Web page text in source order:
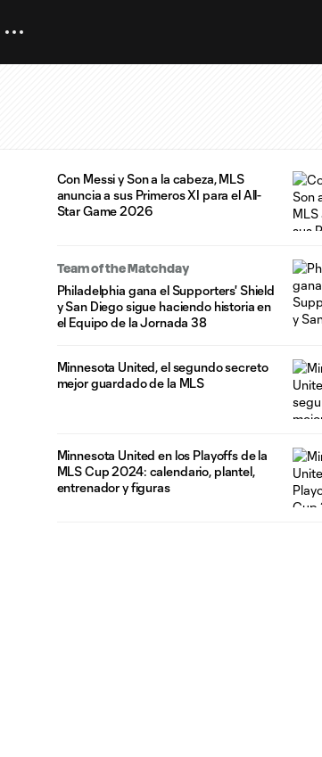
Con Messi y Son a la cabeza, MLS
anuncia a sus Primeros XI para el All-
Star Game 2026
Team of the Matchday
Philadelphia gana el Supporters' Shield
y San Diego sigue haciendo historia en
el Equipo de la Jornada 38
Minnesota United, el segundo secreto
mejor guardado de la MLS
Minnesota United en los Playoffs de la
MLS Cup 2024: calendario, plantel,
entrenador y figuras